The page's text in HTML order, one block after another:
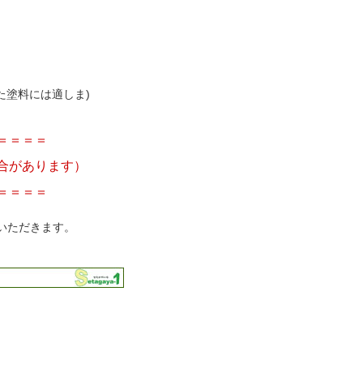
塗料には適しま)
＝＝＝
あります）
＝＝＝
だきます。